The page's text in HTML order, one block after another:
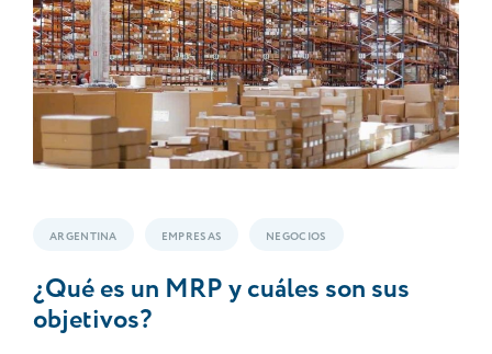
ARGENTINA EMPRESAS NEGOCIOS
¿Qué es un MRP y cuáles son sus
objetivos?